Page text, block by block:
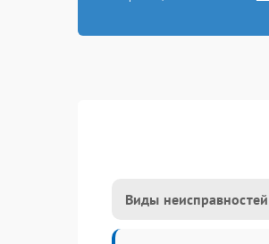
Виды неисправностей